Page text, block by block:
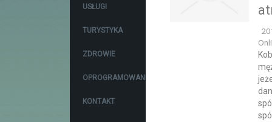
USŁUGI
TURYSTYKA
ZDROWIE
OPROGRAMOWANIE
KONTAKT